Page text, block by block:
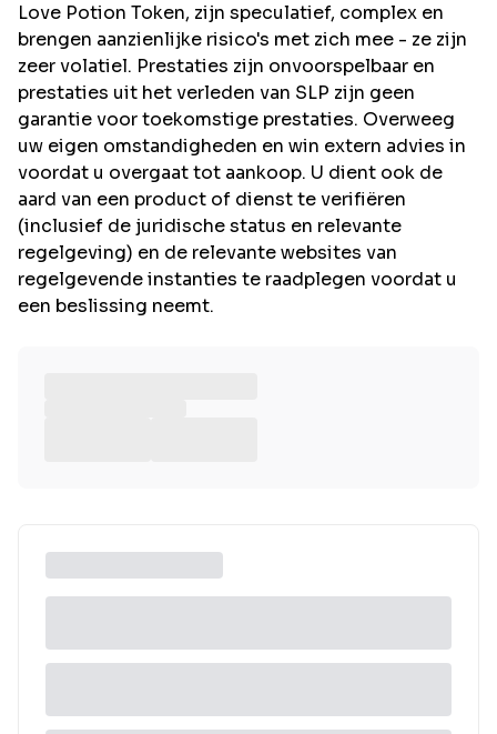
Love Potion Token, zijn speculatief, complex en
brengen aanzienlijke risico's met zich mee - ze zijn
zeer volatiel. Prestaties zijn onvoorspelbaar en
prestaties uit het verleden van SLP zijn geen
garantie voor toekomstige prestaties. Overweeg
uw eigen omstandigheden en win extern advies in
voordat u overgaat tot aankoop. U dient ook de
aard van een product of dienst te verifiëren
(inclusief de juridische status en relevante
regelgeving) en de relevante websites van
regelgevende instanties te raadplegen voordat u
een beslissing neemt.